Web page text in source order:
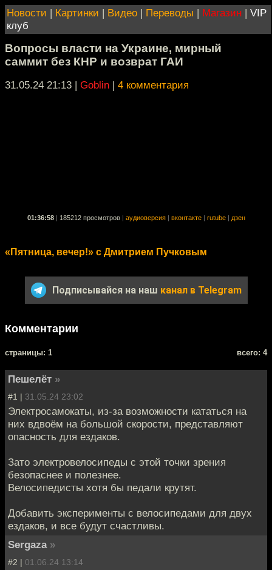
Новости | Картинки | Видео | Переводы | Магазин | VIP
клуб
Вопросы власти на Украине, мирный
саммит без КНР и возврат ГАИ
31.05.24 21:13 | Goblin | 4 комментария
01:36:58 185212 просмотров аудиоверсия вконтакте rutube дзен
«Пятница, вечер!» с Дмитрием Пучковым
Подписывайся на наш канал в Telegram
Комментарии
cтраницы: 1 всего: 4
Пешелёт »
#1 | 31.05.24 23:02
Электросамокаты, из-за возможности кататься на
них вдвоём на большой скорости, представляют
опасность для ездаков.
Зато электровелосипеды с этой точки зрения
безопаснее и полезнее.
Велосипедисты хотя бы педали крутят.
Добавить эксперименты с велосипедами для двух
ездаков, и все будут счастливы.
Sergaza »
#2 | 01.06.24 13:14